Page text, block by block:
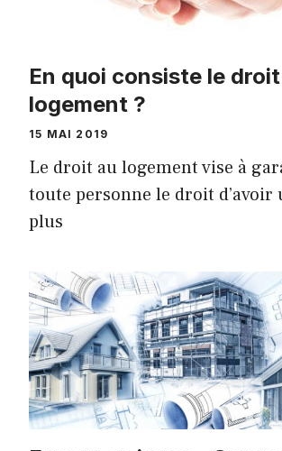
En quoi consiste le
logement ?
15 MAI 2019
Le droit au logement vise à
toute personne le droit d’avoir
plus